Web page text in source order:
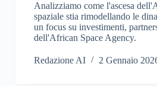
Analizziamo come l'ascesa
spaziale stia rimodellando le
un focus su investimenti,
dell'African Space Agency.
Redazione AI 2 Gennaio